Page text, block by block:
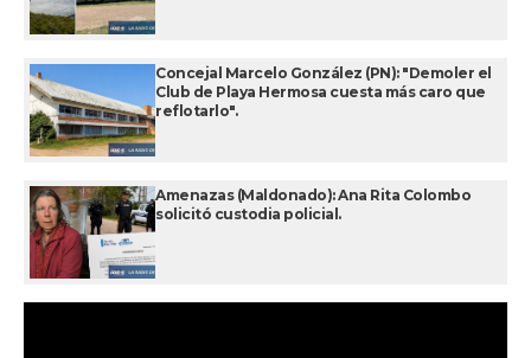
Concejal Marcelo González (PN): "Demoler el
Club de Playa Hermosa cuesta más caro que
reflotarlo".
Amenazas (Maldonado): Ana Rita Colombo
solicitó custodia policial.